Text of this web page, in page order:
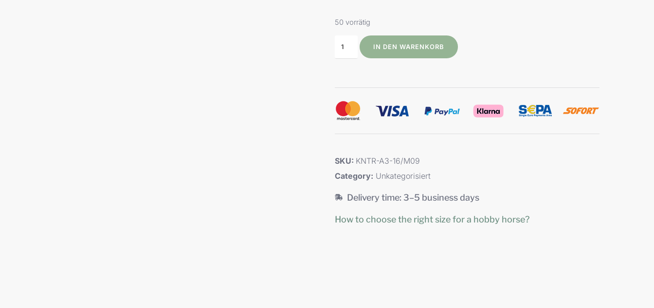
50 vorrätig
IN DEN WARENKORB
SKU: KNTR-A3-16/M09
Category: Unkategorisiert
Delivery time: 3–5 business days
How to choose the right size for a hobby horse?